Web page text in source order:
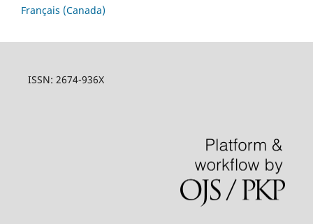
Français (Canada)
ISSN: 2674-936X